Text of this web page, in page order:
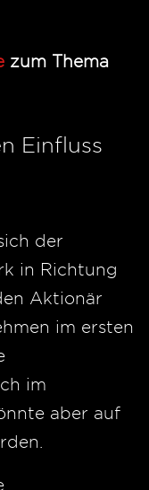
zum Thema
Einfluss
der
in Richtung
Aktionär
im ersten
im
aber auf